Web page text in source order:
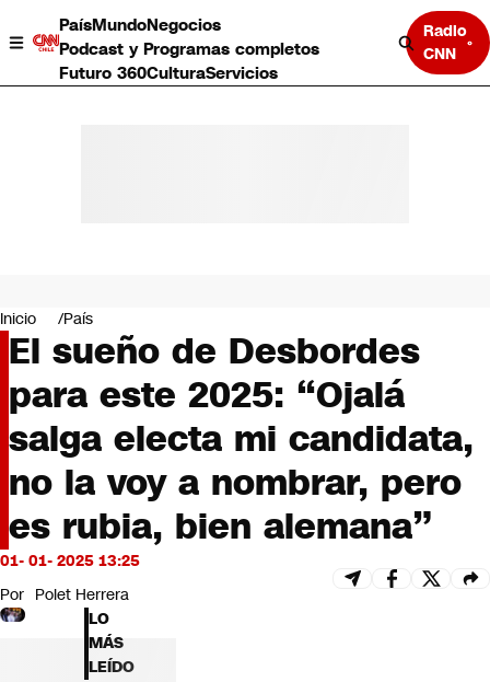
PaísMundoNegocios
Podcast y Programas completos
Futuro 360CulturaServicios
Radio
CNN
Negocios
Deportes
Programas completos
Cultura
Servicios
Bits
CNN Data
CNN tiempo
Futuro 360
Opinión
Inicio País
El sueño de Desbordes
para este 2025: “Ojalá
salga electa mi candidata,
no la voy a nombrar, pero
es rubia, bien alemana”
01- 01- 2025 13:25
Por Polet Herrera
LO
MÁS
LEÍDO